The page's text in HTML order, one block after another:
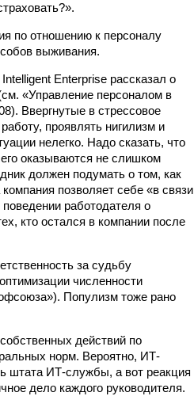
по отношению к персоналу
выживания.
Enterprise рассказал о
«Управление персоналом в
Ввергнутые в стрессовое
проявлять нигилизм и
нелегко. Надо сказать, что
оказываются не слишком
должен подумать о том, как
позволяет себе «в связи
работодателя о
кто остался в компании после
за судьбу
численности
Популизм тоже рано
действий по
норм. Вероятно, ИТ-
штата ИТ‑службы, а вот реакция
дело каждого руководителя.